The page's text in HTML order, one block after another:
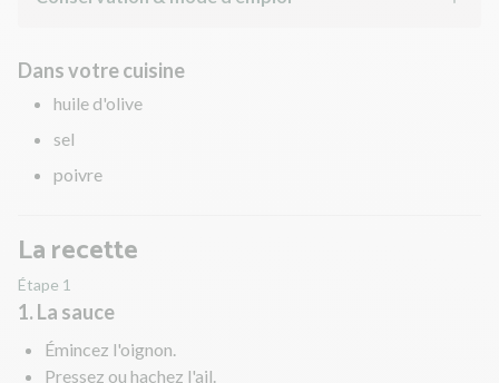
Dans votre cuisine
huile d'olive
sel
poivre
La recette
Étape 1
1. La sauce
Émincez l'oignon.
Pressez ou hachez l'ail.